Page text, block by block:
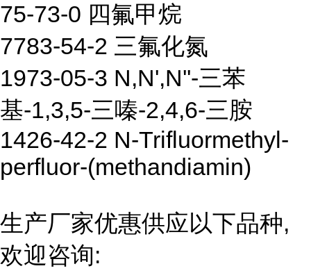
75-73-0 四氟甲烷
7783-54-2 三氟化氮
1973-05-3 N,N',N''-三苯
基-1,3,5-三嗪-2,4,6-三胺
1426-42-2 N-Trifluormethyl-
perfluor-(methandiamin)
生产厂家优惠供应以下品种,
欢迎咨询: